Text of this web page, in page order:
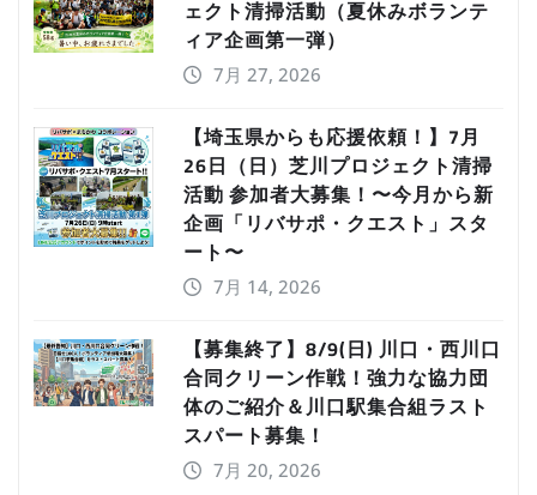
ェクト清掃活動（夏休みボランテ
ィア企画第一弾）
7月 27, 2026
【埼玉県からも応援依頼！】7月
26日（日）芝川プロジェクト清掃
活動 参加者大募集！〜今月から新
企画「リバサポ・クエスト」スタ
ート〜
7月 14, 2026
【募集終了】8/9(日) 川口・西川口
合同クリーン作戦！強力な協力団
体のご紹介＆川口駅集合組ラスト
スパート募集！
7月 20, 2026